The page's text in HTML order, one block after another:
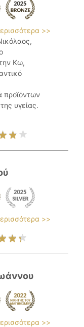
>>
Κω,
προϊόντων
υγείας.
>>
>>